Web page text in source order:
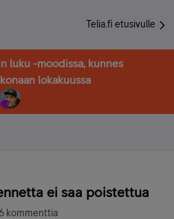
Telia.fi etusivulle
luku -moodissa, kunnes
lokakuussa
ei saa poistettua
6 kommenttia